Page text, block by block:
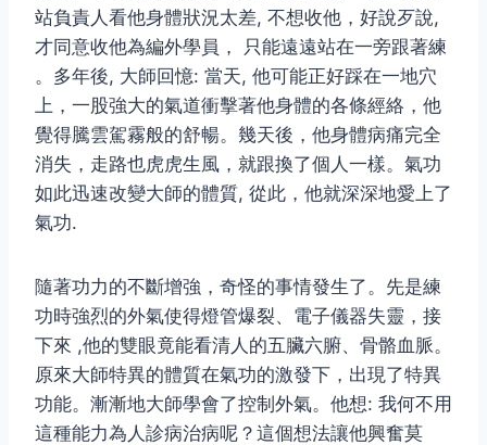
站負責人看他身體狀況太差, 不想收他，好說歹說,
才同意收他為編外學員， 只能遠遠站在一旁跟著練
。多年後, 大師回憶: 當天, 他可能正好踩在一地穴
上，一股強大的氣道衝擊著他身體的各條經絡，他
覺得騰雲駕霧般的舒暢。幾天後，他身體病痛完全
消失，走路也虎虎生風，就跟換了個人一樣。氣功
如此迅速改變大師的體質, 從此，他就深深地愛上了
氣功.
隨著功力的不斷增強，奇怪的事情發生了。先是練
功時強烈的外氣使得燈管爆裂、電子儀器失靈，接
下來 ,他的雙眼竟能看清人的五臟六腑、骨骼血脈。
原來大師特異的體質在氣功的激發下，出現了特異
功能。漸漸地大師學會了控制外氣。他想: 我何不用
這種能力為人診病治病呢？這個想法讓他興奮莫